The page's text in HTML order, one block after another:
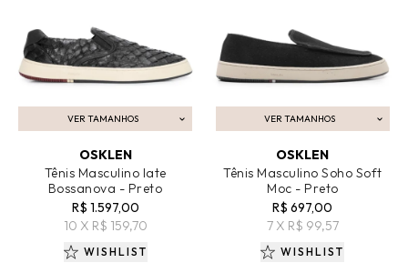
VER TAMANHOS
ADICIONAR AO CARRINHO
OSKLEN
Tênis Masculino Iate
Bossanova - Preto
R$ 1.597,00
10 X R$ 159,70
WISHLIST
VER TAMANHOS
ADICIONAR AO CARRINHO
OSKLEN
Tênis Masculino Soho Soft
Moc - Preto
R$ 697,00
7 X R$ 99,57
WISHLIST